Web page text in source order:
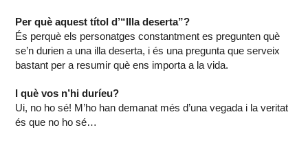
Per què aquest títol d’“Illa deserta”?
És perquè els personatges constantment es pregunten què
se’n durien a una illa deserta, i és una pregunta que serveix
bastant per a resumir què ens importa a la vida.
I què vos n’hi duríeu?
Ui, no ho sé! M’ho han demanat més d’una vegada i la veritat
és que no ho sé…